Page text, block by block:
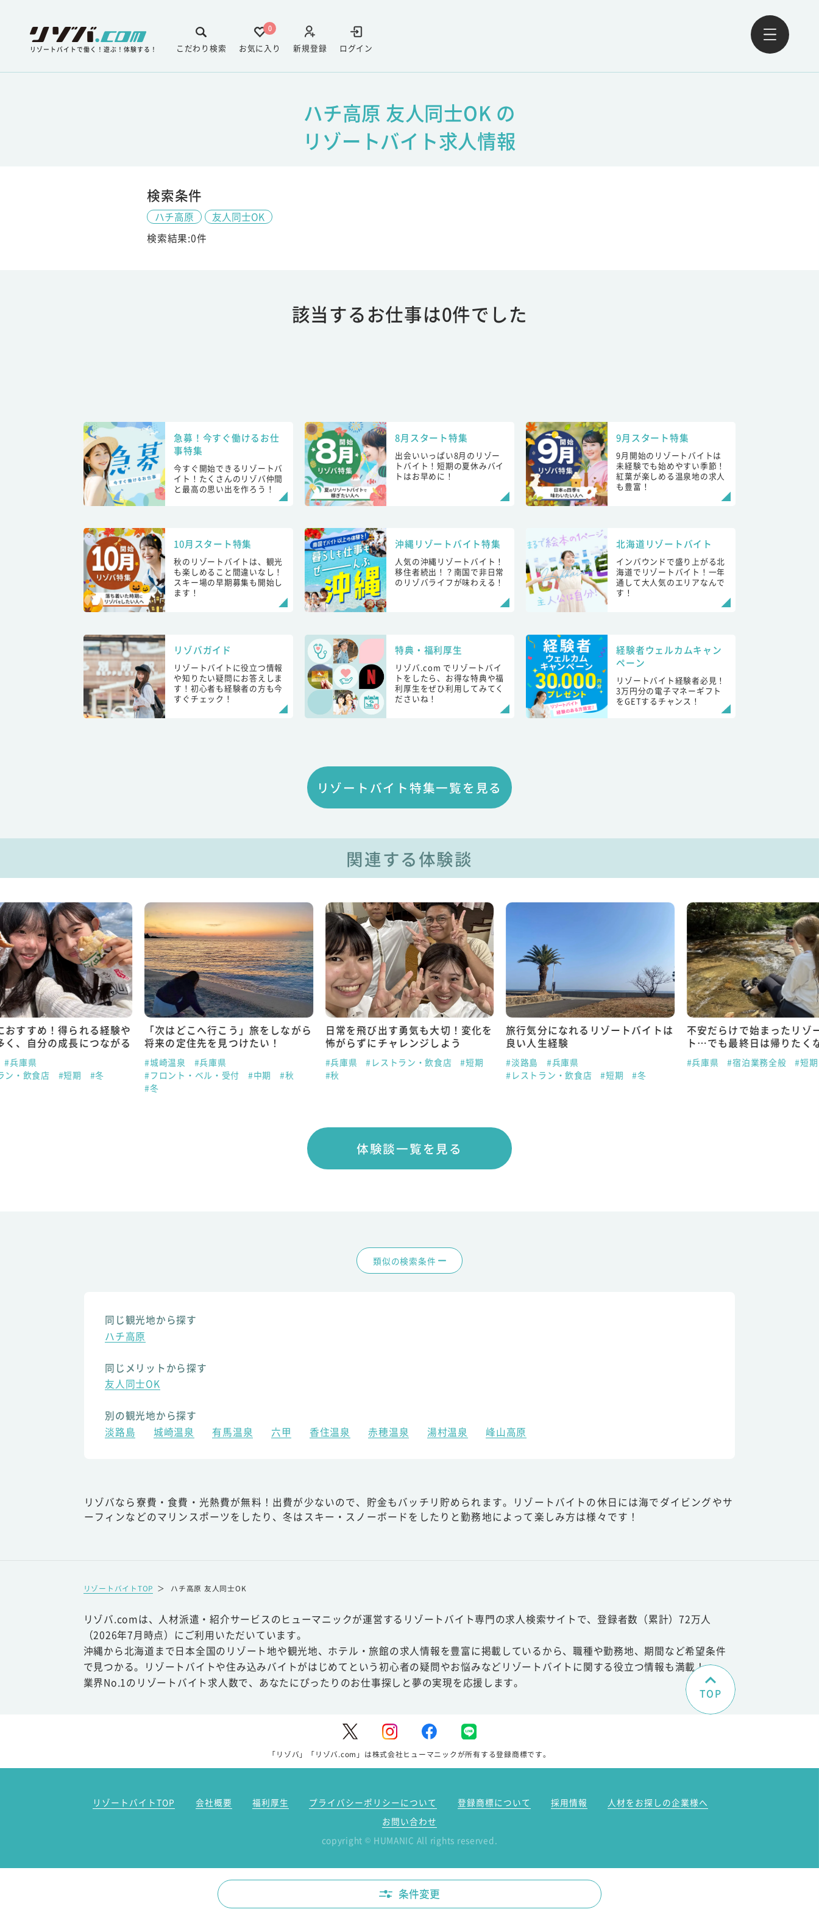
リゾートバイトで働く！遊ぶ！体験する！ ログイン
新規登録
0
お気に入り
こだわり検索
ハチ高原 友人同士OK の
リゾートバイト求人情報
検索条件
ハチ高原
友人同士OK
検索結果:0件
該当するお仕事は0件でした
急募！今すぐ働けるお仕
事特集
今すぐ開始できるリゾートバ
イト！たくさんのリゾバ仲間
と最高の思い出を作ろう！
8月スタート特集
出会いいっぱい8月のリゾー
トバイト！短期の夏休みバイ
トはお早めに！
9月スタート特集
9月開始のリゾートバイトは
未経験でも始めやすい季節！
紅葉が楽しめる温泉地の求人
も豊富！
10月スタート特集
秋のリゾートバイトは、観光
も楽しめること間違いなし！
スキー場の早期募集も開始し
ます！
沖縄リゾートバイト特集
人気の沖縄リゾートバイト！
移住者続出！？南国で非日常
のリゾバライフが味わえる！
北海道リゾートバイト
インバウンドで盛り上がる北
海道でリゾートバイト！一年
通して大人気のエリアなんで
す！
リゾバガイド
リゾートバイトに役立つ情報
や知りたい疑問にお答えしま
す！初心者も経験者の方も今
すぐチェック！
特典・福利厚生
リゾバ.com でリゾートバイ
トをしたら、お得な特典や福
利厚生をぜひ利用してみてく
ださいね！
経験者ウェルカムキャン
ペーン
リゾートバイト経験者必見！
3万円分の電子マネーギフト
をGETするチャンス！
リゾートバイト特集一覧を見る
関連する体験談
おすすめ！得られる経験や
く、自分の成長につながる
#兵庫県
ン・飲食店
#短期 #冬
「次はどこへ行こう」旅をしながら
将来の定住先を見つけたい！
#城崎温泉
#兵庫県
#フロント・ベル・受付
#中期
#秋
#冬
日常を飛び出す勇気も大切！変化を
怖がらずにチャレンジしよう
#兵庫県 #レストラン・飲食店
#短期
#秋
旅行気分になれるリゾートバイトは
良い人生経験
#淡路島
#兵庫県
#レストラン・飲食店
#短期 #冬
不安だらけで始まったリゾ
ト…でも最終日は帰りたく
#兵庫県 #宿泊業務全般 #短期
体験談一覧を見る
類似の検索条件
同じ観光地から探す
ハチ高原
同じメリットから探す
友人同士OK
別の観光地から探す
淡路島
城崎温泉 有馬温泉 六甲 香住温泉 赤穂温泉 湯村温泉 峰山高原
リゾバなら寮費・食費・光熱費が無料！出費が少ないので、貯金もバッチリ貯められます。リゾートバイトの休日には海でダイビングやサ
ーフィンなどのマリンスポーツをしたり、冬はスキー・スノーボードをしたりと勤務地によって楽しみ方は様々です！
リゾートバイトTOP ＞ ハチ高原 友人同士OK
リゾバ.comは、人材派遣・紹介サービスのヒューマニックが運営するリゾートバイト専門の求人検索サイトで、登録者数（累計）72万人
（2026年7月時点）にご利用いただいています。
沖縄から北海道まで日本全国のリゾート地や観光地、ホテル・旅館の求人情報を豊富に掲載しているから、職種や勤務地、期間など希望条件
で見つかる。リゾートバイトや住み込みバイトがはじめてという初心者の疑問やお悩みなどリゾートバイトに関する役立つ情報も満載！
業界No.1のリゾートバイト求人数で、あなたにぴったりのお仕事探しと夢の実現を応援します。
TOP
「リゾバ」「リゾバ.com」は株式会社ヒューマニックが所有する登録商標です。
リゾートバイトTOP 会社概要 福利厚生 プライバシーポリシーについて 登録商標について 採用情報
人材をお探しの企業様へ
お問い合わせ
copyright © HUMANIC All rights reserved.
条件変更